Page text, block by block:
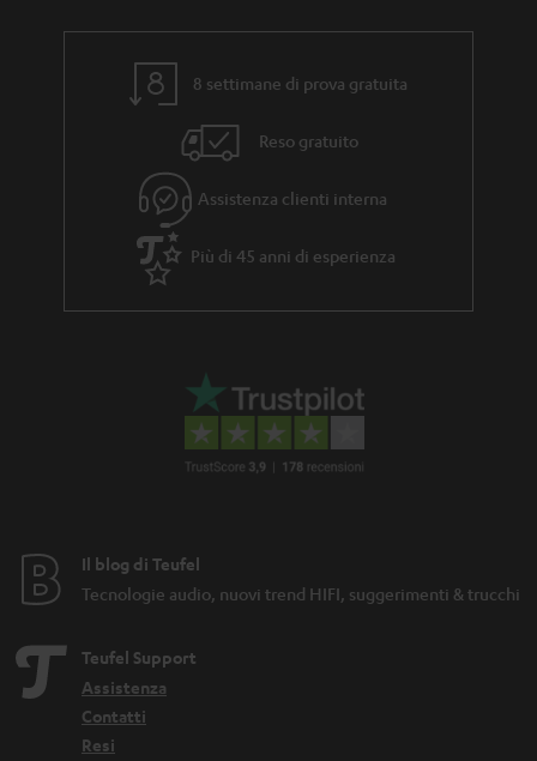
a
8 settimane di prova gratuita
Reso gratuito
Assistenza clienti interna
Più di 45 anni di esperienza
Il blog di Teufel
Tecnologie audio, nuovi trend HIFI, suggerimenti & trucchi
Teufel Support
Assistenza
Contatti
Resi